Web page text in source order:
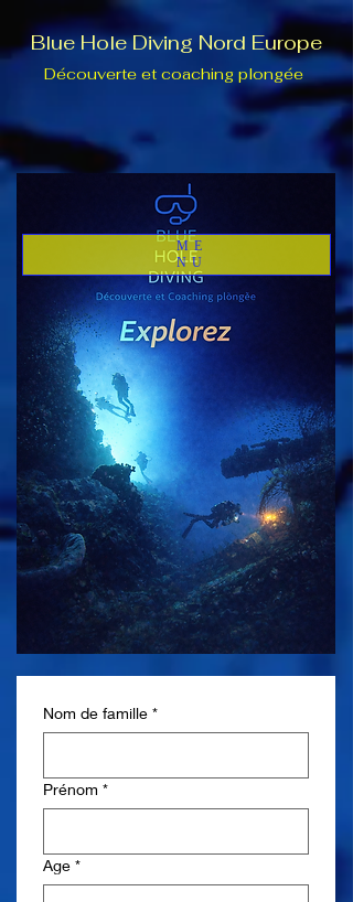
Blue Hole Diving Nord Europe
Découverte et coaching plongée
ME
NU
Nom de famille *
Prénom *
Age *